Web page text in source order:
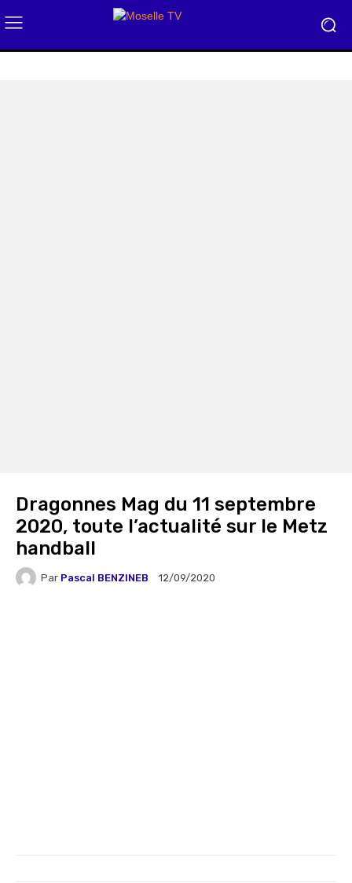
Dragonnes Mag du 11 septembre
2020, toute l’actualité sur le Metz
handball
Par Pascal BENZINEB 12/09/2020